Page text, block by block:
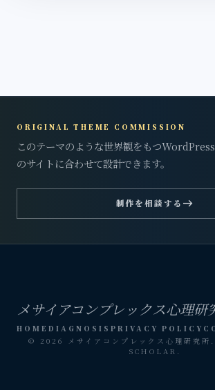
ORIGINAL THEME COMMISSION
このテーマのような世界観をもつ
のサイトに合わせて設計できます。
制作を相談する east
メサイアコンプレックス心理研
HOME DIAGNOSIS PRIVACY POLICY
© 2026 メサイアコンプレックス心理研究
SCHOLAR.